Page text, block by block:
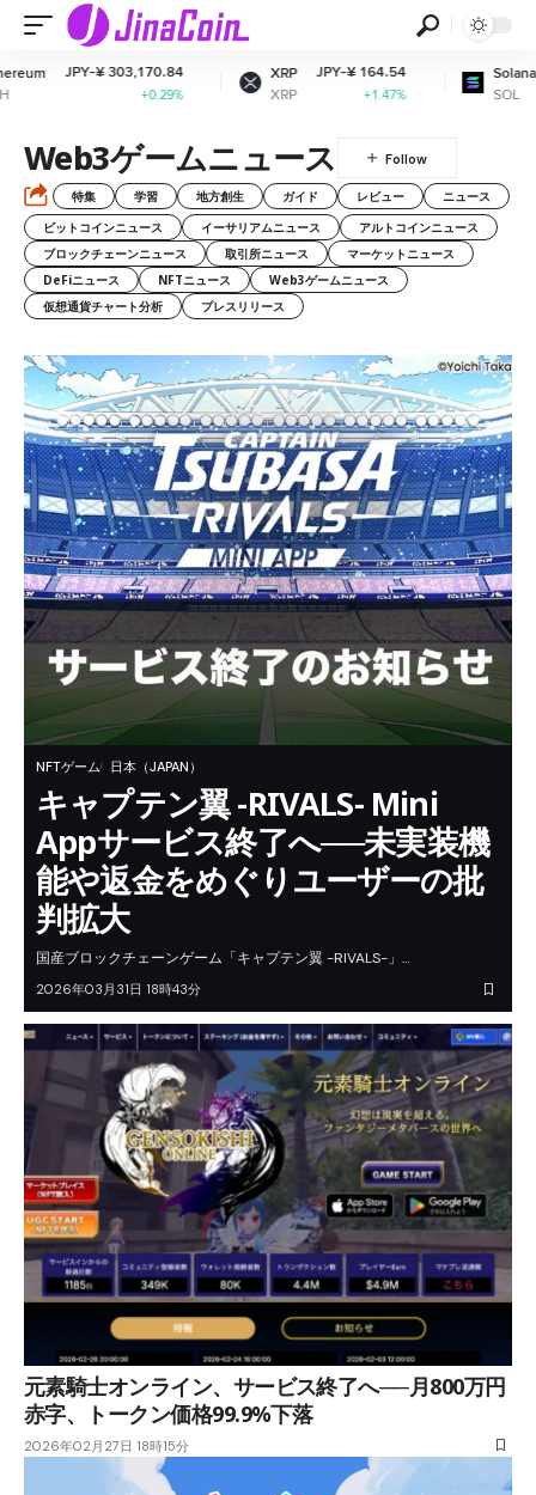
¥ 303,170.84
XRP
XRP
JPY-¥ 164.54
+1.47%
Solana
SOL
JPY-¥
Web3ゲームニュース
特集 学習 地方創生 ガイド レビュー
ニュース
ビットコインニュース
イーサリアムニュース
アルトコインニュース
ブロックチェーンニュース
取引所ニュース
マーケットニュース
DeFiニュース
NFTニュース
Web3ゲームニュース
仮想通貨チャート分析
プレスリリース
NFTゲーム 日本（JAPAN）
キャプテン翼 -RIVALS- Mini
Appサービス終了へ──未実装機
能や返金をめぐりユーザーの批
判拡大
国産ブロックチェーンゲーム「キャプテン翼 -RIVALS-」…
2026年03月31日 18時43分
元素騎士オンライン、サービス終了へ──月800万円
赤字、トークン価格99.9%下落
2026年02月27日 18時15分